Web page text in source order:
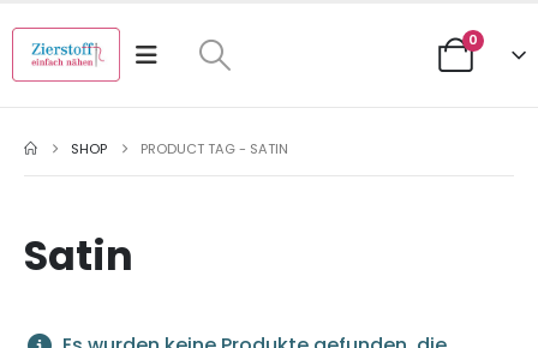
0
SHOP PRODUCT TAG - SATIN
Satin